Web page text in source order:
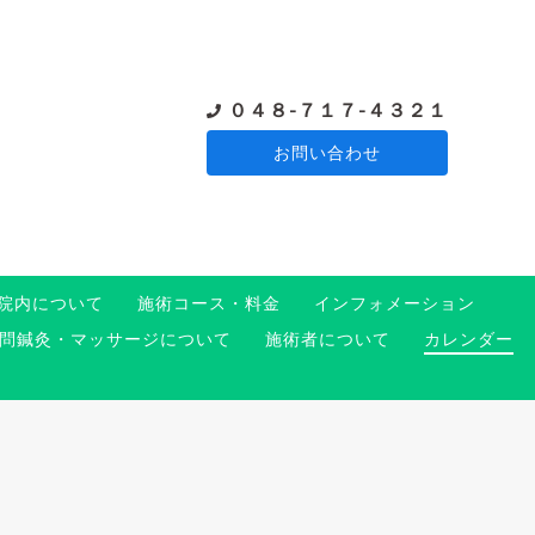
０４８-７１７-４３２１
お問い合わせ
内について 施術コース・料金
インフォメーション
問鍼灸・マッサージについて 施術者について
カレンダー